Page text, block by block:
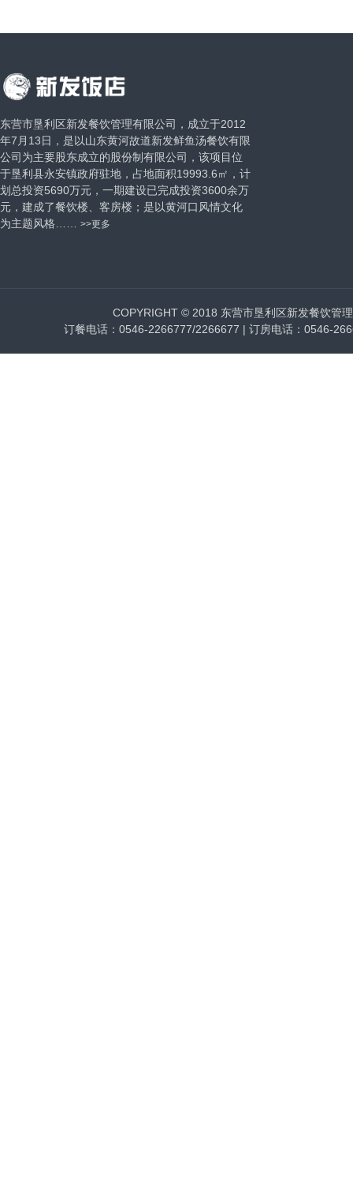
东营市垦利区新发餐饮管理有限公司，成立于2012
年7月13日，是以山东黄河故道新发鲜鱼汤餐饮有限
公司为主要股东成立的股份制有限公司，该项目位
于垦利县永安镇政府驻地，占地面积19993.6㎡，计
划总投资5690万元，一期建设已完成投资3600余万
元，建成了餐饮楼、客房楼；是以黄河口风情文化
为主题风格…… >>更多
COPYRIGHT © 2018 东营市垦利区新发餐饮管
订餐电话：0546-2266777/2266677 | 订房电话：0546-